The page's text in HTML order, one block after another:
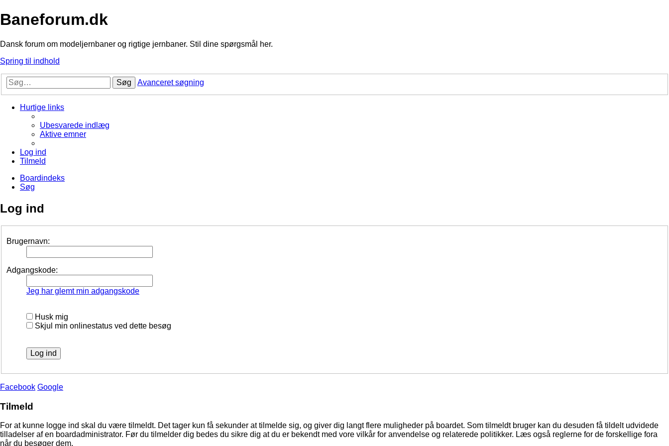
Baneforum.dk
Dansk forum om modeljernbaner og rigtige jernbaner. Stil dine spørgsmål her.
Spring til indhold
Søg Avanceret søgning
Hurtige links
Ubesvarede indlæg
Aktive emner
Log ind
Tilmeld
Boardindeks
Søg
Log ind
Brugernavn:
Adgangskode:
Jeg har glemt min adgangskode
Husk mig
Skjul min onlinestatus ved dette besøg
Facebook Google
Tilmeld
For at kunne logge ind skal du være tilmeldt. Det tager kun få sekunder at tilmelde sig, og giver dig langt flere muligheder på boardet. Som tilmeldt bruger kan du desuden få tildelt udvidede
tilladelser af en boardadministrator. Før du tilmelder dig bedes du sikre dig at du er bekendt med vore vilkår for anvendelse og relaterede politikker. Læs også reglerne for de forskellige fora
når du besøger dem.